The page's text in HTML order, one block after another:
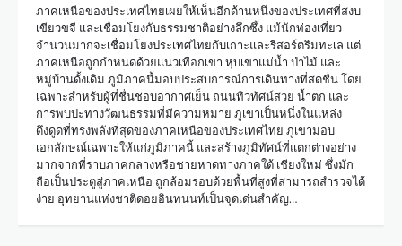
ภาคเหนือของประเทศไทยเผยให้เห็นอีกด้านหนึ่งของประเทศที่สงบ
เขียวขจี และเชื่อมโยงกับธรรมชาติอย่างลึกซึ้ง แม้นักท่องเที่ยว
จำนวนมากจะเชื่อมโยงประเทศไทยกับเกาะและรีสอร์ตริมทะเล แต่
ภาคเหนือถูกกำหนดด้วยแนวเทือกเขา หุบเขาแม่น้ำ ป่าไม้ และ
หมู่บ้านดั้งเดิม ภูมิภาคนี้มอบประสบการณ์การเดินทางที่สดชื่น โดย
เฉพาะสำหรับผู้ที่ชื่นชอบอากาศเย็น ถนนทิวทัศน์สวย น้ำตก และ
การพบปะทางวัฒนธรรมที่มีความหมาย ภูเขาเป็นหนึ่งในแหล่ง
ดึงดูดที่ทรงพลังที่สุดของภาคเหนือของประเทศไทย ภูเขามอบ
เอกลักษณ์เฉพาะให้แก่ภูมิภาคนี้ และสร้างภูมิทัศน์ที่แตกต่างอย่าง
มากจากที่ราบภาคกลางหรือชายหาดทางภาคใต้ เชียงใหม่ ซึ่งมัก
ถือเป็นประตูสู่ภาคเหนือ ถูกล้อมรอบด้วยพื้นที่สูงที่สามารถสำรวจได้
ง่าย อุทยานแห่งชาติดอยอินทนนท์เป็นจุดเด่นสำคัญ…